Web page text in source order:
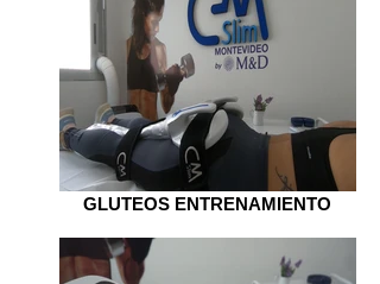
GLUTEOS ENTRENAMIENTO